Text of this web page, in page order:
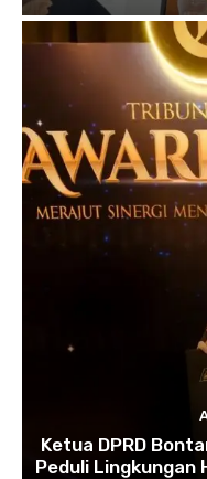
Ketua DPRD
Peduli Lingkungan